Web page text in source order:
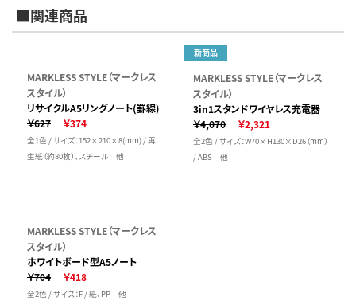
■関連商品
MARKLESS STYLE（マークレス
スタイル）
リサイクルA5リングノート(罫線)
￥627
￥374
全1色 / サイズ：152×210×8(mm) / 再
生紙（約80枚）、スチール 他
新商品
MARKLESS STYLE（マークレス
スタイル）
3in1スタンドワイヤレス充電器
￥4,070
￥2,321
全2色 / サイズ：W70×H130×D26（mm）
/ ABS 他
MARKLESS STYLE（マークレス
スタイル）
ホワイトボード型A5ノート
￥704
￥418
全2色 / サイズ：F / 紙、PP 他